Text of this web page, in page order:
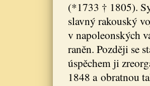
(*1733 † 1805).
slavný rakouský
v napoleonských
raněn. Později se
úspěchem ji
1848 a obratnou